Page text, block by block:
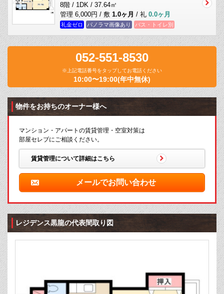
8階 / 1DK / 37.64㎡
管理 6,000円 / 敷 1.0ヶ月 / 礼 0.0ヶ月
礼金ゼロ パノラマ画像あり バス・トイレ別
052-551-8530
※上記電話番号をタップしてお電話ください
10:00〜19:00(年中無休)
物件をお持ちのオーナー様へ
マンション・アパートの賃貸管理・空室対策は
部屋セレブにご相談ください。
賃貸管理について詳細はこちら
メールでお問い合わせ
レジデンス黒龍の代表間取り図